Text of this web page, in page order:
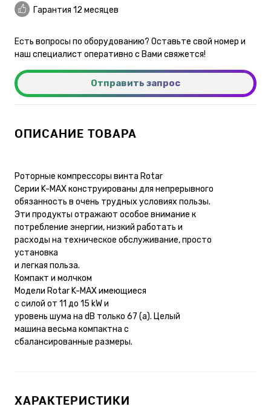
Гарантия 12 месяцев
Есть вопросы по оборудованию? Оставьте свой номер и
наш специалист оперативно с Вами свяжется!
Отправить запрос
ОПИСАНИЕ ТОВАРА
Роторные компрессоры винта Rotar
Серии K-MAX конструированы для непрерывного
обязанность в очень трудных условиях пользы.
Эти продукты отражают особое внимание к
потребление энергии, низкий работать и
расходы на техническое обслуживание, просто
установка
и легкая польза.
Компакт и молчком
Модели Rotar K-MAX имеющиеся
с силой от 11 до 15 kW и
уровень шума на dB только 67 (a). Целый
машина весьма компактна с
сбалансированные размеры.
ХАРАКТЕРИСТИКИ